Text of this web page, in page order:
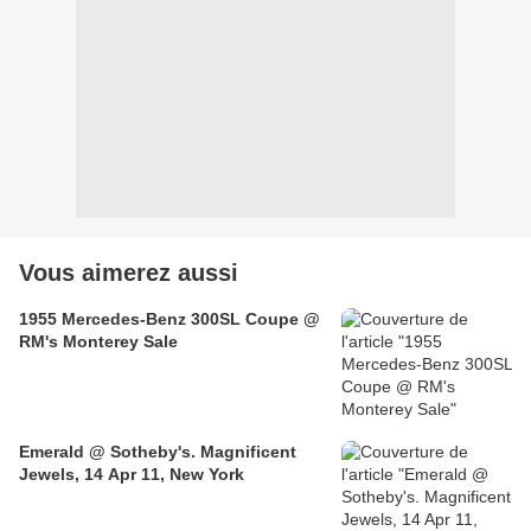
Vous aimerez aussi
1955 Mercedes-Benz 300SL Coupe @
RM's Monterey Sale
Emerald @ Sotheby's. Magnificent
Jewels, 14 Apr 11, New York